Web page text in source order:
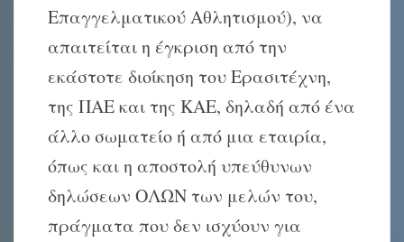
Επαγγελματικού Αθλητισμού), να
απαιτείται η έγκριση από την
εκάστοτε διοίκηση του Ερασιτέχνη,
της ΠΑΕ και της ΚΑΕ, δηλαδή από ένα
άλλο σωματείο ή από μια εταιρία,
όπως και η αποστολή υπεύθυνων
δηλώσεων ΟΛΩΝ των μελών του,
πράγματα που δεν ισχύουν για